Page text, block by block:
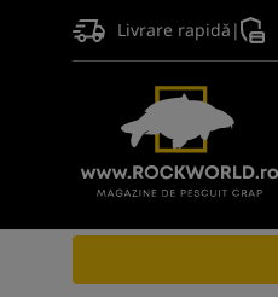
Livrare rapidă |